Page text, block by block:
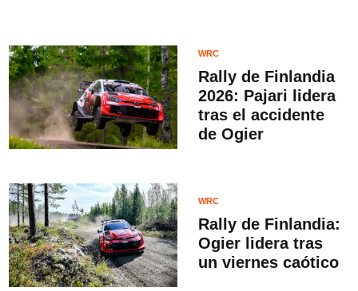
WRC
Rally de Finlandia
2026: Pajari lidera
tras el accidente
de Ogier
WRC
Rally de Finlandia:
Ogier lidera tras
un viernes caótico